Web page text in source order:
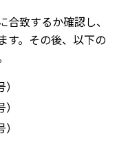
致するか確認し、
す。その後、以下の